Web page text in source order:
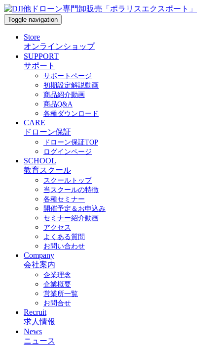
Toggle navigation
Store
オンラインショップ
SUPPORT
サポート
サポートページ
初期設定解説動画
商品紹介動画
商品Q&A
各種ダウンロード
CARE
ドローン保証
ドローン保証TOP
ログインページ
SCHOOL
教育スクール
スクールトップ
当スクールの特徴
各種セミナー
開催予定＆お申込み
セミナー紹介動画
アクセス
よくある質問
お問い合わせ
Company
会社案内
企業理念
企業概要
営業所一覧
お問合せ
Recruit
求人情報
News
ニュース